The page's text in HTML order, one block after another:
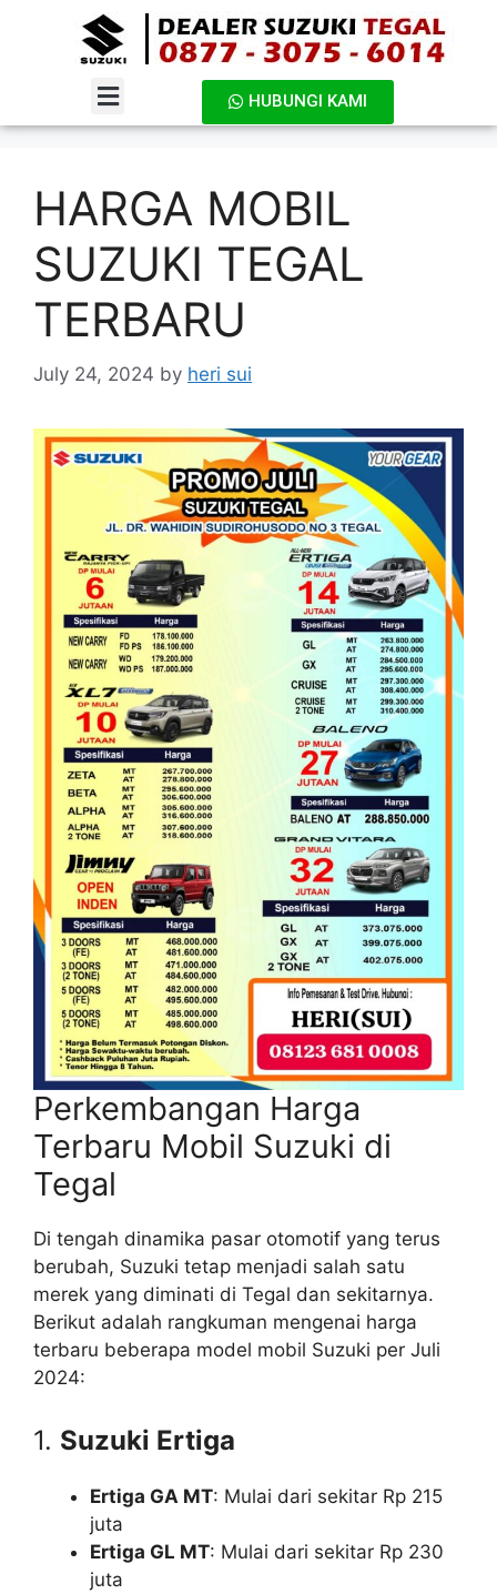
HUBUNGI KAMI
HARGA MOBIL
SUZUKI TEGAL
TERBARU
July 24, 2024 by heri sui
Perkembangan Harga
Terbaru Mobil Suzuki di
Tegal
Di tengah dinamika pasar otomotif yang terus
berubah, Suzuki tetap menjadi salah satu
merek yang diminati di Tegal dan sekitarnya.
Berikut adalah rangkuman mengenai harga
terbaru beberapa model mobil Suzuki per Juli
2024:
1. Suzuki Ertiga
Ertiga GA MT: Mulai dari sekitar Rp 215
juta
Ertiga GL MT: Mulai dari sekitar Rp 230
juta